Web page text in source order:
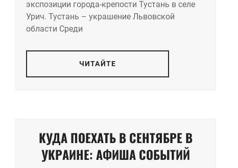
экспозиции города-крепости Тустань в селе
Урич. Тустань – украшение Львовской
области Среди
ЧИТАЙТЕ
КУДА ПОЕХАТЬ В СЕНТЯБРЕ В
УКРАИНЕ: АФИША СОБЫТИЙ